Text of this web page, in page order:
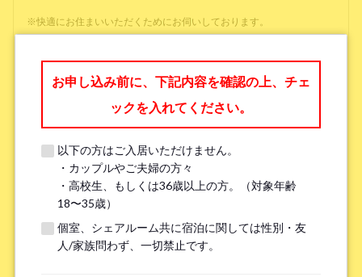
※快適にお住まいいただくためにお伺いしております。
*
勤務先名、学校名 *
※無職の方は無しとご記入ください
お申し込み前に、下記内容を確認の上、チェ
ックを入れてください。
以下の方はご入居いただけません。
・カップルやご夫婦の方々
・高校生、もしくは36歳以上の方。（対象年齢
18〜35歳）
個室、シェアルーム共に宿泊に関しては性別・友
人/家族問わず、一切禁止です。